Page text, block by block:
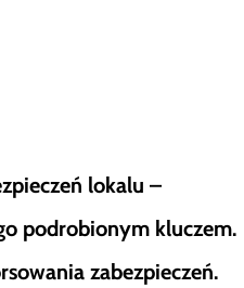
lokalu –
podrobionym kluczem.
zabezpieczeń.